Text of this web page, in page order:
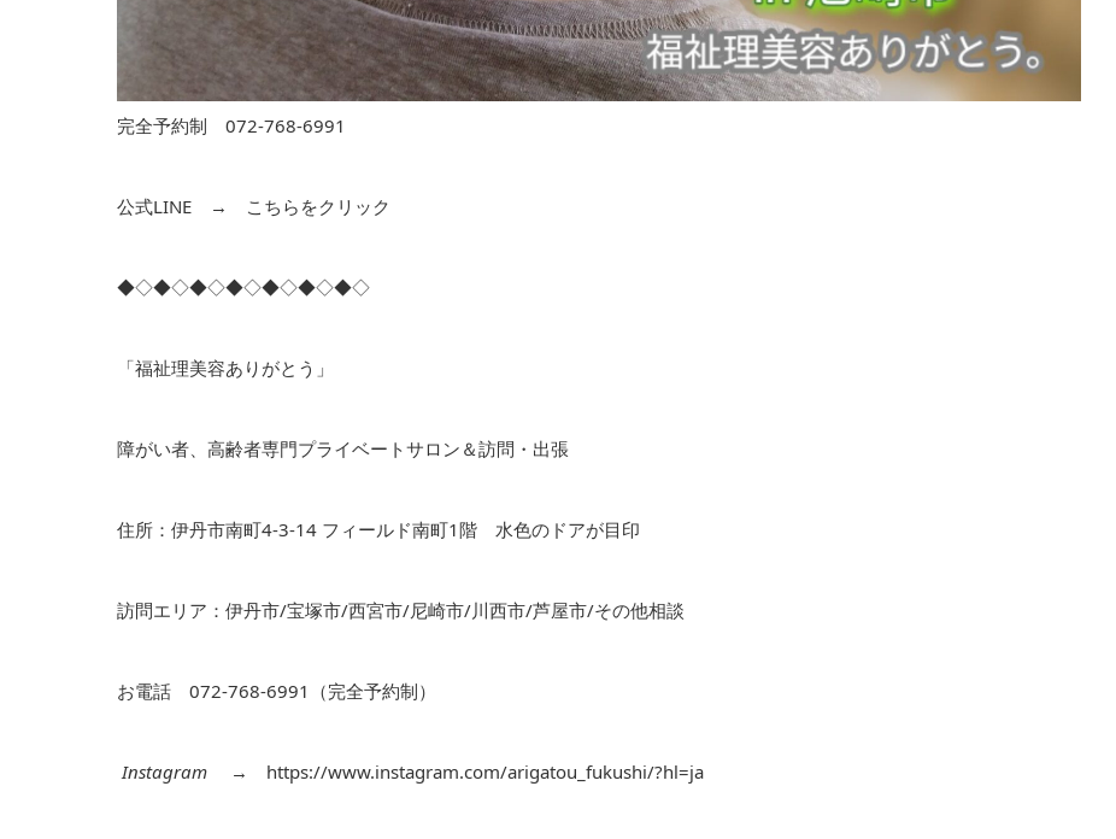
完全予約制 072-768-6991
公式LINE → こちらをクリック
◆◇◆◇◆◇◆◇◆◇◆◇◆◇
「福祉理美容ありがとう」
障がい者、高齢者専門プライベートサロン＆訪問・出張
住所：伊丹市南町4-3-14 フィールド南町1階 水色のドアが目印
訪問エリア：伊丹市/宝塚市/西宮市/尼崎市/川西市/芦屋市/その他相談
お電話 072-768-6991（完全予約制）
Instagram → https://www.instagram.com/arigatou_fukushi/?hl=ja